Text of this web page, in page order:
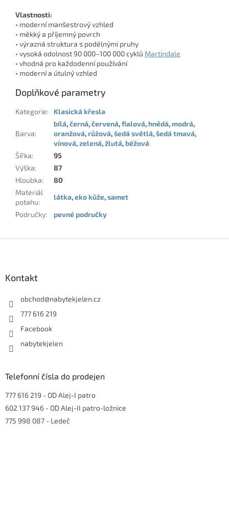
Vlastnosti:
• moderní manšestrový vzhled
• měkký a příjemný povrch
• výrazná struktura s podélnými pruhy
• vysoká odolnost 90 000–100 000 cyklů Martindale
• vhodná pro každodenní používání
• moderní a útulný vzhled
Doplňkové parametry
Kategorie: Klasická křesla
Barva:
bílá,černá,červená,fialová,hnědá,modrá,
oranžová,růžová,šedá světlá,šedá tmavá,
vínová,zelená,žlutá,béžová
Šířka:
95
Výška:
87
Hloubka:
80
Materiál
potahu:
látka,eko kůže,samet
Područky: pevné područky
Kontakt
obchod@nabytekjelen.cz
777 616 219
Facebook
nabytekjelen
Telefonní čísla do prodejen
777 616 219 - OD Alej-I patro
602 137 946 - OD Alej-II patro-ložnice
775 998 087 - Ledeč